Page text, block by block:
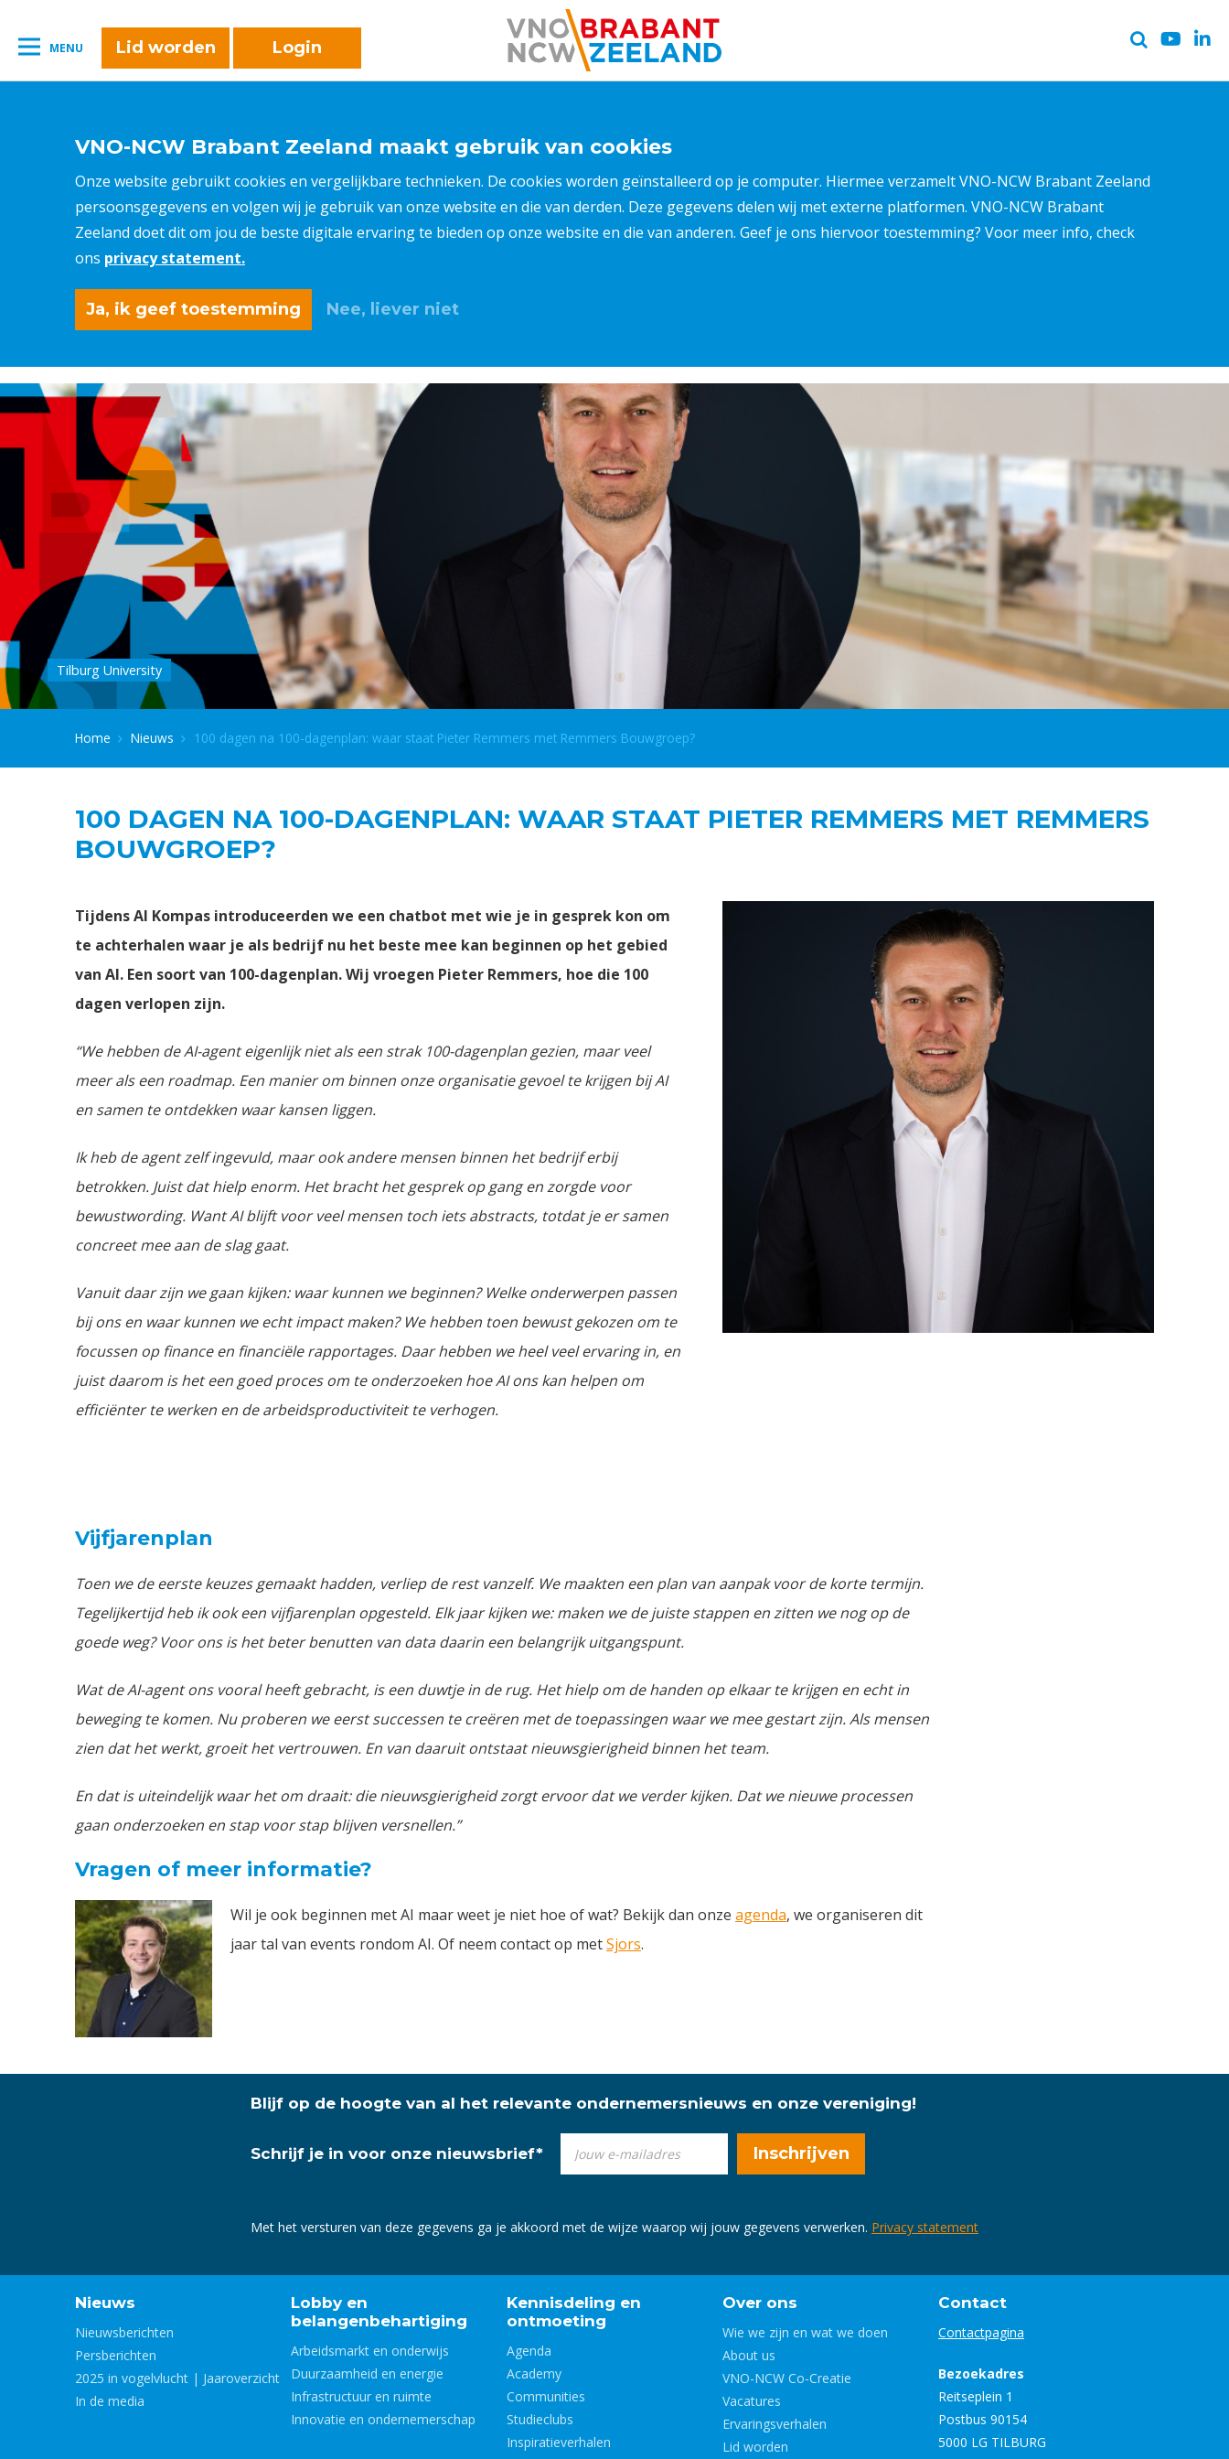
MENU Lid worden Login
VNO-NCW Brabant Zeeland maakt gebruik van cookies
Onze website gebruikt cookies en vergelijkbare technieken. De cookies worden geïnstalleerd op je computer. Hiermee verzamelt VNO-NCW Brabant Zeeland
persoonsgegevens en volgen wij je gebruik van onze website en die van derden. Deze gegevens delen wij met externe platformen. VNO-NCW Brabant
Zeeland doet dit om jou de beste digitale ervaring te bieden op onze website en die van anderen. Geef je ons hiervoor toestemming? Voor meer info, check
ons privacy statement.
Ja, ik geef toestemming Nee, liever niet
Tilburg University
Home Nieuws 100 dagen na 100-dagenplan: waar staat Pieter Remmers met Remmers Bouwgroep?
100 DAGEN NA 100-DAGENPLAN: WAAR STAAT PIETER REMMERS MET REMMERS
BOUWGROEP?
Tijdens AI Kompas introduceerden we een chatbot met wie je in gesprek kon om
te achterhalen waar je als bedrijf nu het beste mee kan beginnen op het gebied
van AI. Een soort van 100-dagenplan. Wij vroegen Pieter Remmers, hoe die 100
dagen verlopen zijn.
“We hebben de AI-agent eigenlijk niet als een strak 100-dagenplan gezien, maar veel
meer als een roadmap. Een manier om binnen onze organisatie gevoel te krijgen bij AI
en samen te ontdekken waar kansen liggen.
Ik heb de agent zelf ingevuld, maar ook andere mensen binnen het bedrijf erbij
betrokken. Juist dat hielp enorm. Het bracht het gesprek op gang en zorgde voor
bewustwording. Want AI blijft voor veel mensen toch iets abstracts, totdat je er samen
concreet mee aan de slag gaat.
Vanuit daar zijn we gaan kijken: waar kunnen we beginnen? Welke onderwerpen passen
bij ons en waar kunnen we echt impact maken? We hebben toen bewust gekozen om te
focussen op finance en financiële rapportages. Daar hebben we heel veel ervaring in, en
juist daarom is het een goed proces om te onderzoeken hoe AI ons kan helpen om
efficiënter te werken en de arbeidsproductiviteit te verhogen.
Vijfjarenplan
Toen we de eerste keuzes gemaakt hadden, verliep de rest vanzelf. We maakten een plan van aanpak voor de korte termijn.
Tegelijkertijd heb ik ook een vijfjarenplan opgesteld. Elk jaar kijken we: maken we de juiste stappen en zitten we nog op de
goede weg? Voor ons is het beter benutten van data daarin een belangrijk uitgangspunt.
Wat de AI-agent ons vooral heeft gebracht, is een duwtje in de rug. Het hielp om de handen op elkaar te krijgen en echt in
beweging te komen. Nu proberen we eerst successen te creëren met de toepassingen waar we mee gestart zijn. Als mensen
zien dat het werkt, groeit het vertrouwen. En van daaruit ontstaat nieuwsgierigheid binnen het team.
En dat is uiteindelijk waar het om draait: die nieuwsgierigheid zorgt ervoor dat we verder kijken. Dat we nieuwe processen
gaan onderzoeken en stap voor stap blijven versnellen.”
Vragen of meer informatie?
Wil je ook beginnen met AI maar weet je niet hoe of wat? Bekijk dan onze agenda, we organiseren dit
jaar tal van events rondom AI. Of neem contact op metSjors.
Blijf op de hoogte van al het relevante ondernemersnieuws en onze vereniging!
Schrijf je in voor onze nieuwsbrief*
Met het versturen van deze gegevens ga je akkoord met de wijze waarop wij jouw gegevens verwerken. Privacy statement
Nieuws
Nieuwsberichten
Persberichten
2025 in vogelvlucht | Jaaroverzicht
In de media
Lobby en
belangenbehartiging
Arbeidsmarkt en onderwijs
Duurzaamheid en energie
Infrastructuur en ruimte
Innovatie en ondernemerschap
Kennisdeling en
ontmoeting
Agenda
Academy
Communities
Studieclubs
Inspiratieverhalen
Over ons
Wie we zijn en wat we doen
About us
VNO-NCW Co-Creatie
Vacatures
Ervaringsverhalen
Lid worden
Contact
Contactpagina
Bezoekadres
Reitseplein 1
Postbus 90154
5000 LG TILBURG